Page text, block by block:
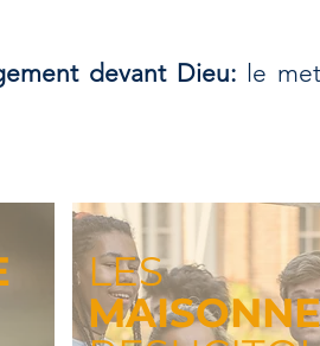
devant Dieu: le
LES